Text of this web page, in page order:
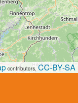
contributors, CC-BY-SA